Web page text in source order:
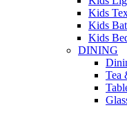
Kids
Kids
Kids
DINING
Tea